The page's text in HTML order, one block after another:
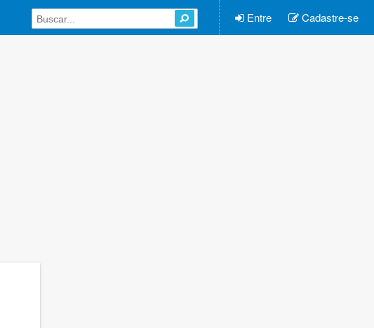
Entre Cadastre-se